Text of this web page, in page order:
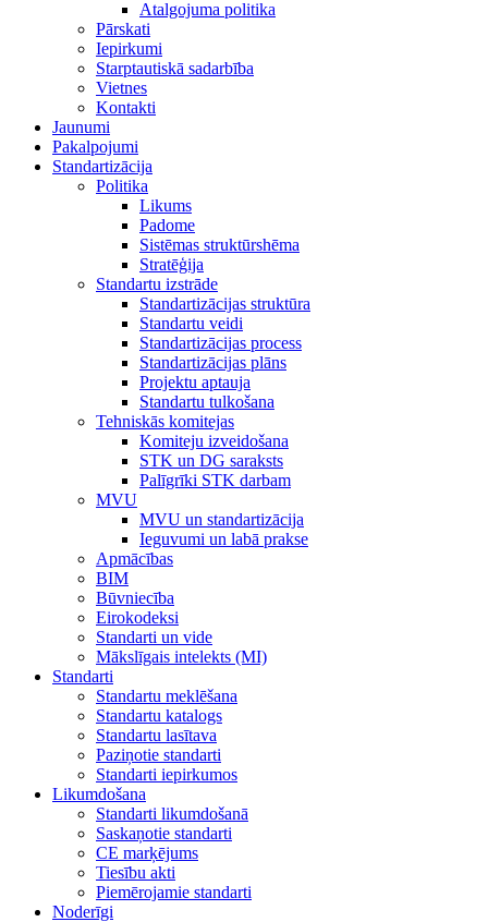
Atalgojuma politika
Pārskati
Iepirkumi
Starptautiskā sadarbība
Vietnes
Kontakti
Jaunumi
Pakalpojumi
Standartizācija
Politika
Likums
Padome
Sistēmas struktūrshēma
Stratēģija
Standartu izstrāde
Standartizācijas struktūra
Standartu veidi
Standartizācijas process
Standartizācijas plāns
Projektu aptauja
Standartu tulkošana
Tehniskās komitejas
Komiteju izveidošana
STK un DG saraksts
Palīgrīki STK darbam
MVU
MVU un standartizācija
Ieguvumi un labā prakse
Apmācības
BIM
Būvniecība
Eirokodeksi
Standarti un vide
Mākslīgais intelekts (MI)
Standarti
Standartu meklēšana
Standartu katalogs
Standartu lasītava
Paziņotie standarti
Standarti iepirkumos
Likumdošana
Standarti likumdošanā
Saskaņotie standarti
CE marķējums
Tiesību akti
Piemērojamie standarti
Noderīgi